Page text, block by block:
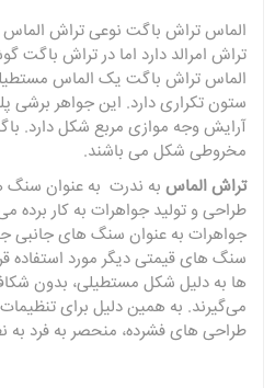
الماس تراش باگت نوعی تراش
تراش امرالد دارد اما در تراش باگت
ستون تکراری دارد. این جواهر برشی
آرایش وجه موازی مربع شکل دارد.
مخروطی شکل می باشند.
تراش الماس به ندرت به عنوان
طراحی و تولید جواهرات به کار برده
جواهرات به عنوان سنگ های جانبی
سنگ های قیمتی دیگر مورد استفاده
ها به دلیل شکل مستطیلی، بدون شکاف
می‌گیرند. به همین دلیل برای تنظیمات
طراحی های فشرده، منحصر به فرد به